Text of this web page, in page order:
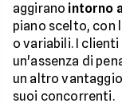
aggirano intorno
piano scelto, con
o variabili. I
un'assenza di
un altro
suoi concorrenti.